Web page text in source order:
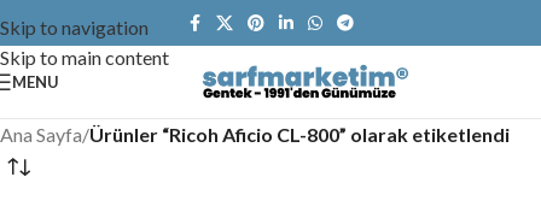
Skip to navigation
Skip to main content
MENU
Ana Sayfa/Ürünler “Ricoh Aficio CL-800” olarak etiketlendi